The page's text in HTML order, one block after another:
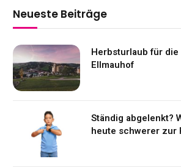
Neueste Beiträge
Herbsturlaub für die
Ellmauhof
Ständig abgelenkt?
heute schwerer zur